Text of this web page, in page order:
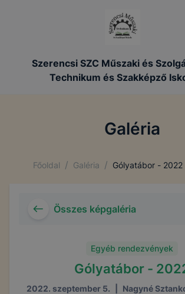
Szerencsi SZC Műszaki és
Technikum és Szakképző
Galéria
Főoldal / Galéria / Gólyatábor - 2022
Összes képgaléria
Egyéb rendezvények
Gólyatábor -
2022. szeptember 5. Nagyné